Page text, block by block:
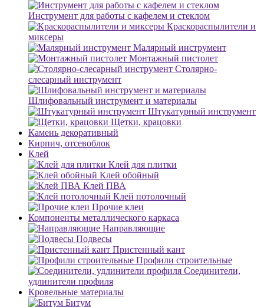
Инструмент для работы с кафелем и стеклом
Краскораспылители и
миксеры
Малярный инструмент
Монтажный пистолет
Столярно-
слесарный инструмент
Шлифовальный инструмент и материалы
Штукатурный инструмент
Щетки, крацовки
Камень декоративный
Кирпич, отсевоблок
Клей
Клей для плитки
Клей обойный
Клей ПВА
Клей потолочный
Прочие клеи
Компоненты металлического каркаса
Направляющие
Подвесы
Пристенный кант
Профили строительные
Соединители,
удлинители профиля
Кровельные материалы
Битум